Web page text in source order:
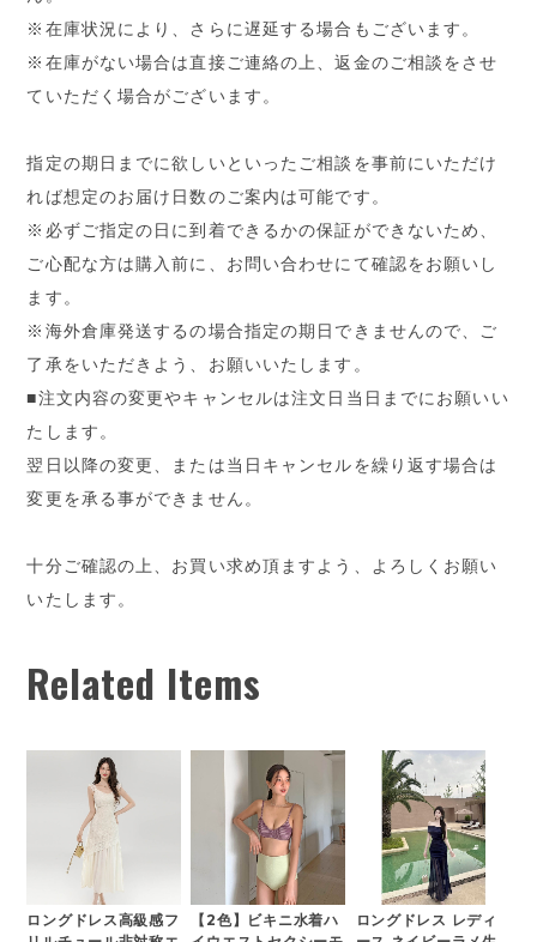
※在庫状況により、さらに遅延する場合もございます。
※在庫がない場合は直接ご連絡の上、返金のご相談をさせ
ていただく場合がございます。
指定の期日までに欲しいといったご相談を事前にいただけ
れば想定のお届け日数のご案内は可能です。
※必ずご指定の日に到着できるかの保証ができないため、
ご心配な方は購入前に、お問い合わせにて確認をお願いし
ます。
※海外倉庫発送するの場合指定の期日できませんので、ご
了承をいただきよう、お願いいたします。
■注文内容の変更やキャンセルは注文日当日までにお願いい
たします。
翌日以降の変更、または当日キャンセルを繰り返す場合は
変更を承る事ができません。
十分ご確認の上、お買い求め頂ますよう、よろしくお願い
いたします。
Related Items
ロングドレス高級感フ
【2色】ビキニ水着ハ
ロングドレス レディ